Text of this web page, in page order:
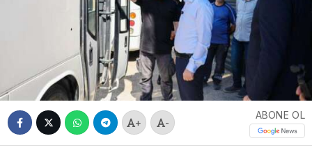
+ -
ABONE OL